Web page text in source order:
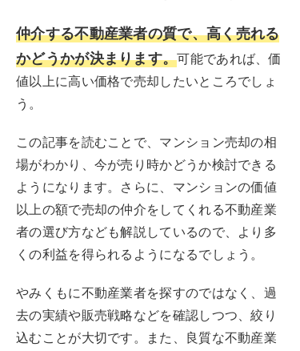
仲介する不動産業者の質で、高く売れる
かどうかが決まります。可能であれば、価
値以上に高い価格で売却したいところでしょ
う。
この記事を読むことで、マンション売却の相
場がわかり、今が売り時かどうか検討できる
ようになります。さらに、マンションの価値
以上の額で売却の仲介をしてくれる不動産業
者の選び方なども解説しているので、より多
くの利益を得られるようになるでしょう。
やみくもに不動産業者を探すのではなく、過
去の実績や販売戦略などを確認しつつ、絞り
込むことが大切です。また、良質な不動産業